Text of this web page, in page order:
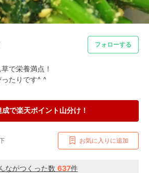
フォローする
で栄養満点！
たりです^ ^
で楽天ポイント山分け！
お気に入りに追加
ながつくった数 637件